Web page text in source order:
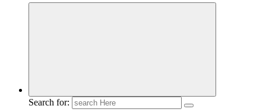
Search for: